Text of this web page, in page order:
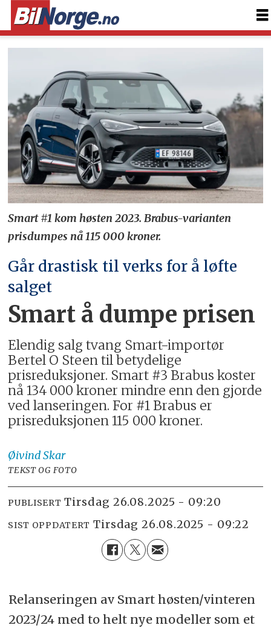
Smart #1 kom høsten 2023. Brabus-varianten
prisdumpes nå 115 000 kroner.
Går drastisk til verks for å løfte
salget
Smart å dumpe prisen
Elendig salg tvang Smart-importør
Bertel O Steen til betydelige
prisreduksjoner. Smart #3 Brabus koster
nå 134 000 kroner mindre enn den gjorde
ved lanseringen. For #1 Brabus er
prisreduksjonen 115 000 kroner.
ØivindSkar
TEKST OG FOTO
PUBLISERT tirsdag 26.08.2025 - 09:20
SIST OPPDATERT tirsdag 26.08.2025 - 09:22
Relanseringen av Smart høsten/vinteren
2023/24 med to helt nye modeller som et